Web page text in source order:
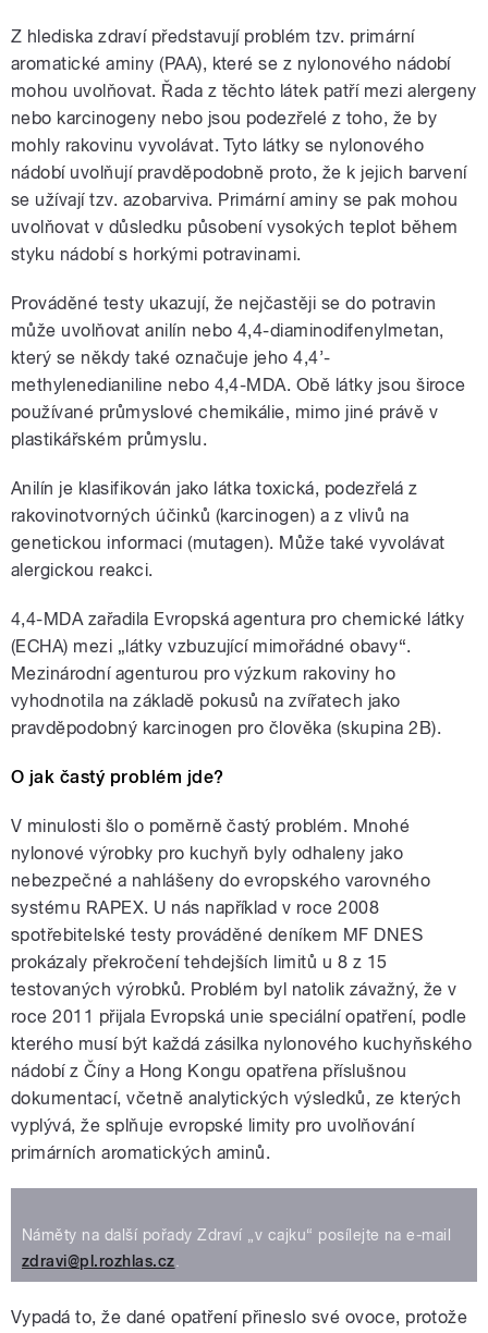
Z hlediska zdraví představují problém tzv. primární
aromatické aminy (PAA), které se z nylonového nádobí
mohou uvolňovat. Řada z těchto látek patří mezi alergeny
nebo karcinogeny nebo jsou podezřelé z toho, že by
mohly rakovinu vyvolávat. Tyto látky se nylonového
nádobí uvolňují pravděpodobně proto, že k jejich barvení
se užívají tzv. azobarviva. Primární aminy se pak mohou
uvolňovat v důsledku působení vysokých teplot během
styku nádobí s horkými potravinami.
Prováděné testy ukazují, že nejčastěji se do potravin
může uvolňovat anilín nebo 4,4-diaminodifenylmetan,
který se někdy také označuje jeho 4,4’-
methylenedianiline nebo 4,4-MDA. Obě látky jsou široce
používané průmyslové chemikálie, mimo jiné právě v
plastikářském průmyslu.
Anilín je klasifikován jako látka toxická, podezřelá z
rakovinotvorných účinků (karcinogen) a z vlivů na
genetickou informaci (mutagen). Může také vyvolávat
alergickou reakci.
4,4-MDA zařadila Evropská agentura pro chemické látky
(ECHA) mezi „látky vzbuzující mimořádné obavy“.
Mezinárodní agenturou pro výzkum rakoviny ho
vyhodnotila na základě pokusů na zvířatech jako
pravděpodobný karcinogen pro člověka (skupina 2B).
O jak častý problém jde?
V minulosti šlo o poměrně častý problém. Mnohé
nylonové výrobky pro kuchyň byly odhaleny jako
nebezpečné a nahlášeny do evropského varovného
systému RAPEX. U nás například v roce 2008
spotřebitelské testy prováděné deníkem MF DNES
prokázaly překročení tehdejších limitů u 8 z 15
testovaných výrobků. Problém byl natolik závažný, že v
roce 2011 přijala Evropská unie speciální opatření, podle
kterého musí být každá zásilka nylonového kuchyňského
nádobí z Číny a Hong Kongu opatřena příslušnou
dokumentací, včetně analytických výsledků, ze kterých
vyplývá, že splňuje evropské limity pro uvolňování
primárních aromatických aminů.
Náměty na další pořady Zdraví „v cajku“ posílejte na e-mail
zdravi@pl.rozhlas.cz
Vypadá to, že dané opatření přineslo své ovoce, protože